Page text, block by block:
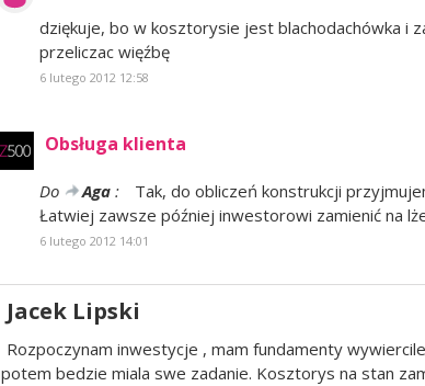
dziękuje, bo w kosztorysie jest blachodachówka i
przeliczac więźbę
6 lutego 2012 12:58
Obsługa klienta
Do Aga :
Tak, do obliczeń konstrukcji
Łatwiej zawsze później inwestorowi zamienić na
6 lutego 2012 14:01
Jacek Lipski
Rozpoczynam inwestycje , mam fundamenty
potem bedzie miala swe zadanie. Kosztorys na stan